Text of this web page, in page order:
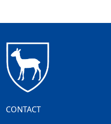
CONTACT